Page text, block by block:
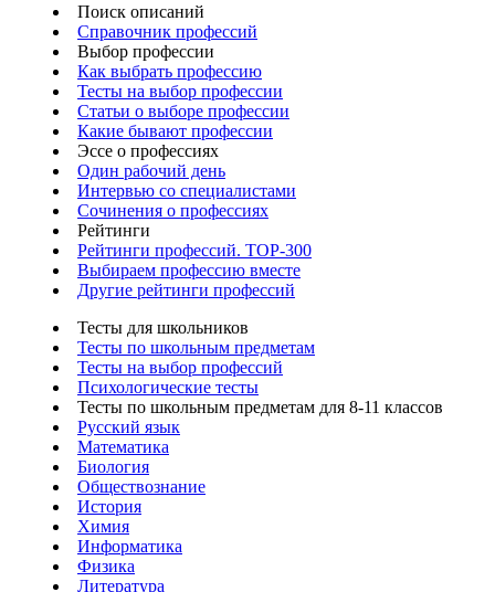
Поиск описаний
Справочник профессий
Выбор профессии
Как выбрать профессию
Тесты на выбор профессии
Статьи о выборе профессии
Какие бывают профессии
Эссе о профессиях
Один рабочий день
Интервью со специалистами
Сочинения о профессиях
Рейтинги
Рейтинги профессий. TOP-300
Выбираем профессию вместе
Другие рейтинги профессий
Тесты для школьников
Тесты по школьным предметам
Тесты на выбор профессий
Психологические тесты
Тесты по школьным предметам для 8-11 классов
Русский язык
Математика
Биология
Обществознание
История
Химия
Информатика
Физика
Литература